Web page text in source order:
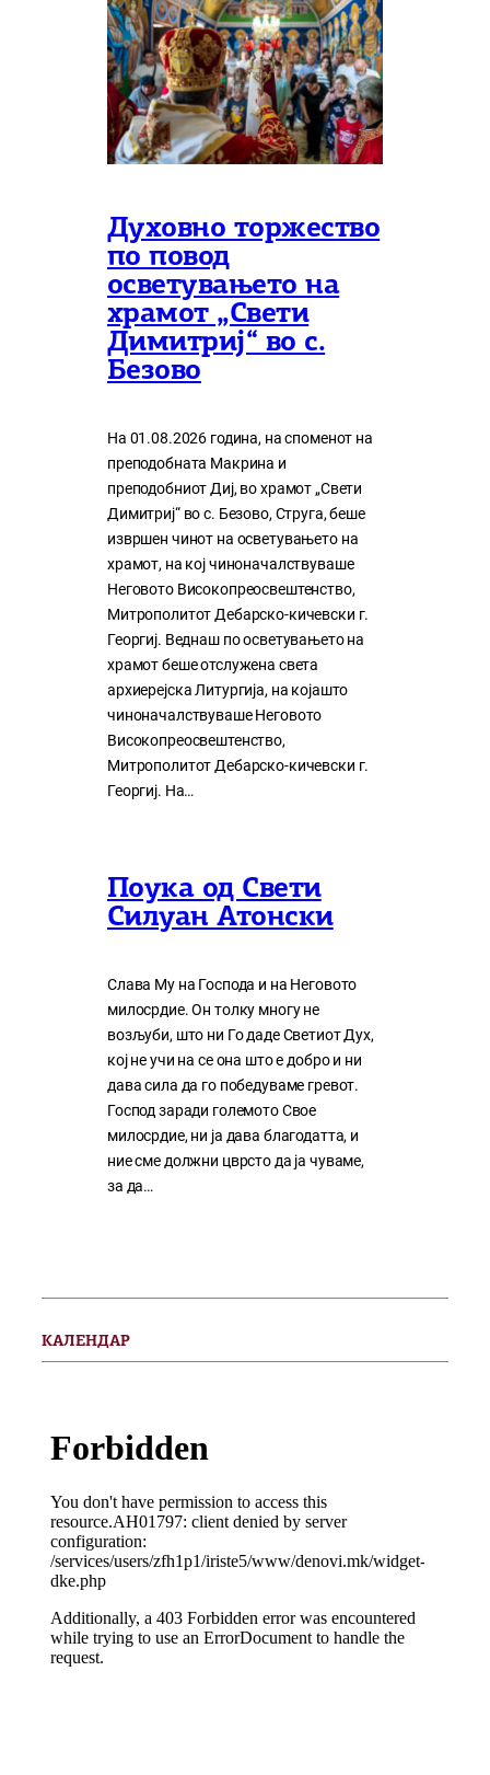
Духовно торжество
по повод
осветувањето на
храмот „Свети
Димитриј“ во с.
Безово
На 01.08.2026 година, на споменот на
преподобната Макрина и
преподобниот Диј, во храмот „Свети
Димитриј“ во с. Безово, Струга, беше
извршен чинот на осветувањето на
храмот, на кој чиноначалствуваше
Неговото Високопреосвештенство,
Митрополитот Дебарско-кичевски г.
Георгиј. Веднаш по осветувањето на
храмот беше отслужена света
архиерејска Литургија, на којашто
чиноначалствуваше Неговото
Високопреосвештенство,
Митрополитот Дебарско-кичевски г.
Георгиј. На…
Поука од Свети
Силуан Атонски
Слава Му на Господа и на Неговото
милосрдие. Он толку многу нe
возљуби, што ни Го даде Светиот Дух,
кој нe учи на сe она што е добро и ни
дава сила да го победуваме гревот.
Господ заради големото Свое
милосрдие, ни ја дава благодатта, и
ние сме должни цврсто да ја чуваме,
за да…
КАЛЕНДАР